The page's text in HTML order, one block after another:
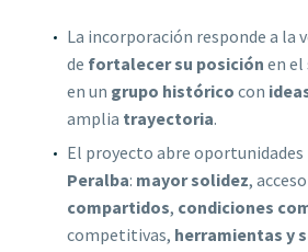
La incorporación responde a la
de fortalecer su posición en
en un grupo histórico con
amplia trayectoria.
El proyecto abre oportunidades
Peralba: mayor solidez,
compartidos, condiciones
competitivas, herramientas y